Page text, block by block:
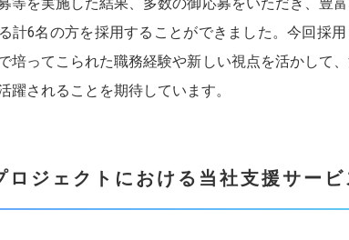
計6名の方を採用することができました。今回採
培ってこられた職務経験や新しい視点を活かして
躍されることを期待しています。
ロジェクトにおける当社支援サービ